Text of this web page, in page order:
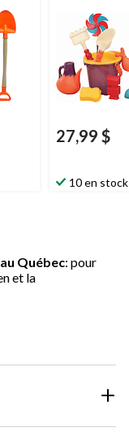
estivales/
27,99 $
10 en stock
Québec: pour
et la